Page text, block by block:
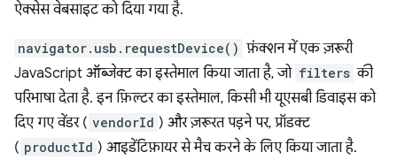
ऐक्सेस वेबसाइट को दिया गया है.
navigator.usb.requestDevice() फ़ंक्शन में एक ज़रूरी
JavaScript ऑब्जेक्ट का इस्तेमाल किया जाता है, जो filters की
परिभाषा देता है. इन फ़िल्टर का इस्तेमाल, किसी भी यूएसबी डिवाइस को
दिए गए वेंडर ( vendorId ) और ज़रूरत पड़ने पर, प्रॉडक्ट
( productId ) आइडेंटिफ़ायर से मैच करने के लिए किया जाता है.